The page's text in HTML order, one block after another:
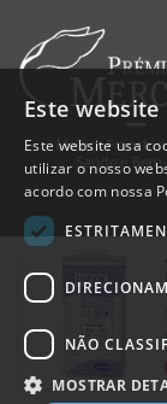
Este website
Este website usa
utilizar o nosso
acordo com nossa
NÃO
MOSTRAR